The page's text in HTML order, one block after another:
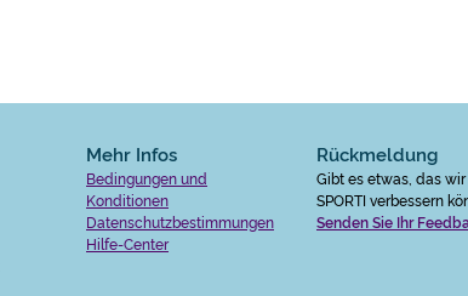
Mehr Infos
Bedingungen und
Konditionen
Datenschutzbestimmungen
Hilfe-Center
Rückmeldung
Gibt es etwas, das wir
SPORTI verbessern
Senden Sie Ihr